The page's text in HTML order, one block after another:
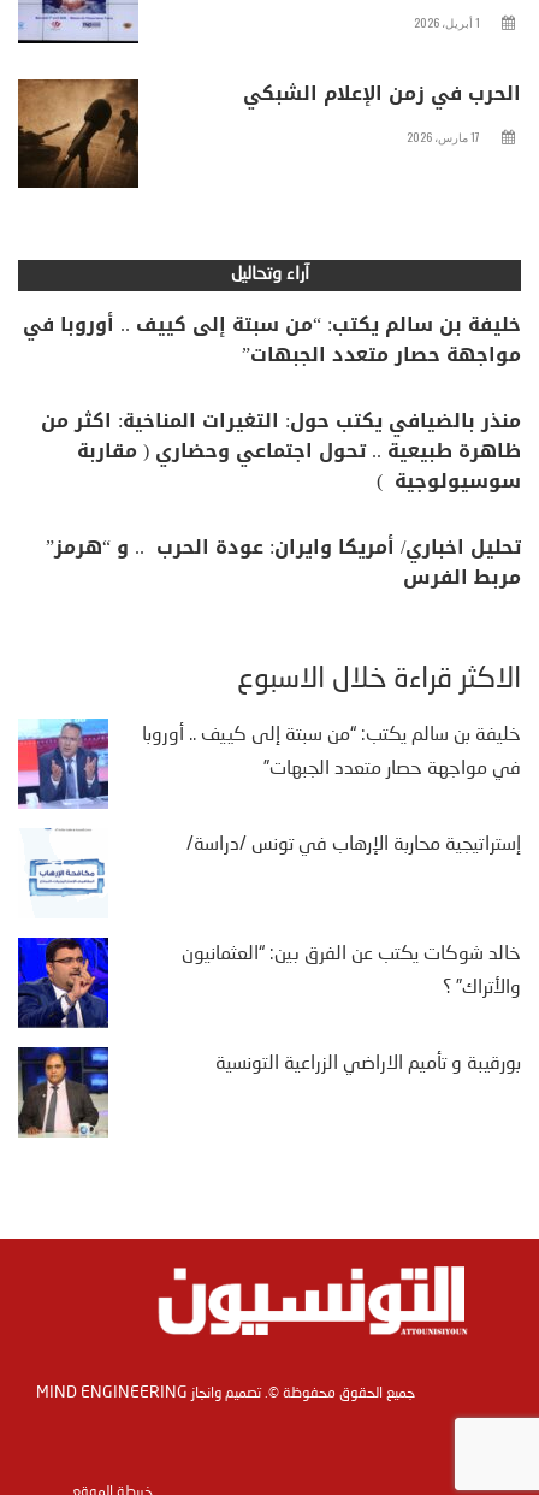
1 أبريل، 2026
الحرب في زمن الإعلام الشبكي
17 مارس، 2026
آراء وتحاليل
خليفة بن سالم يكتب: “من سبتة إلى كييف .. أوروبا في
مواجهة حصار متعدد الجبهات”
منذر بالضيافي يكتب حول: التغيرات المناخية: اكثر من
ظاهرة طبيعية .. تحول اجتماعي وحضاري ( مقاربة
سوسيولوجية )
تحليل اخباري/ أمريكا وايران: عودة الحرب .. و “هرمز”
مربط الفرس
الأكثر قراءة خلال الأسبوع
خليفة بن سالم يكتب: “من سبتة إلى كييف .. أوروبا
في مواجهة حصار متعدد الجبهات”
إستراتيجية محاربة الإرهاب في تونس /دراسة/
خالد شوكات يكتب عن الفرق بين: “العثمانيون
والأتراك” ؟
بورقيبة و تأميم الاراضي الزراعية التونسية
جميع الحقوق محفوظة ©. تصميم وانجاز MIND ENGINEERING